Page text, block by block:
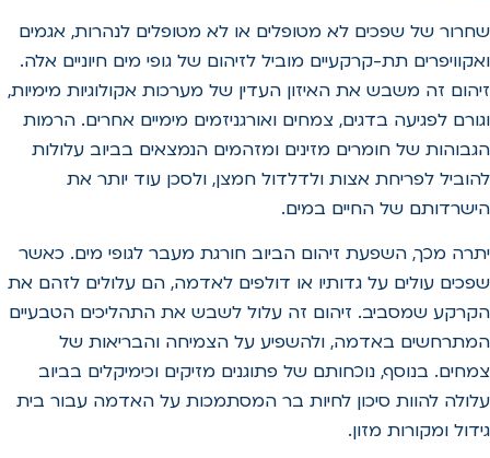
שחרור של שפכים לא מטופלים או לא מטופלים לנהרות, אגמים
ואקוויפרים תת-קרקעיים מוביל לזיהום של גופי מים חיוניים אלה.
זיהום זה משבש את האיזון העדין של מערכות אקולוגיות מימיות,
וגורם לפגיעה בדגים, צמחים ואורגניזמים מימיים אחרים. הרמות
הגבוהות של חומרים מזינים ומזהמים הנמצאים בביוב עלולות
להוביל לפריחת אצות ולדלדול חמצן, ולסכן עוד יותר את
הישרדותם של החיים במים.
יתרה מכך, השפעת זיהום הביוב חורגת מעבר לגופי מים. כאשר
שפכים עולים על גדותיו או דולפים לאדמה, הם עלולים לזהם את
הקרקע שמסביב. זיהום זה עלול לשבש את התהליכים הטבעיים
המתרחשים באדמה, ולהשפיע על הצמיחה והבריאות של
צמחים. בנוסף, נוכחותם של פתוגנים מזיקים וכימיקלים בביוב
עלולה להוות סיכון לחיות בר המסתמכות על האדמה עבור בית
גידול ומקורות מזון.